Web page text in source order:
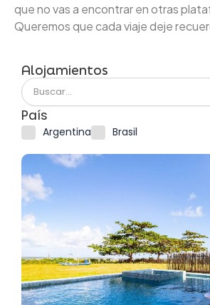
que no vas a encontrar en otras
Queremos que cada viaje deje
Alojamientos
País
Argentina Brasil